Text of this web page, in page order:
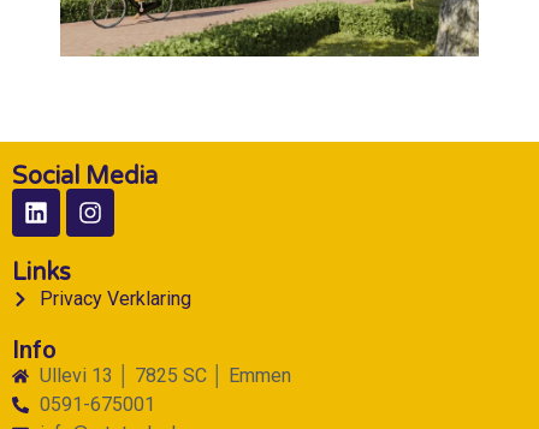
Social Media
Links
Privacy Verklaring
Info
Ullevi 13 │ 7825 SC │ Emmen
0591-675001